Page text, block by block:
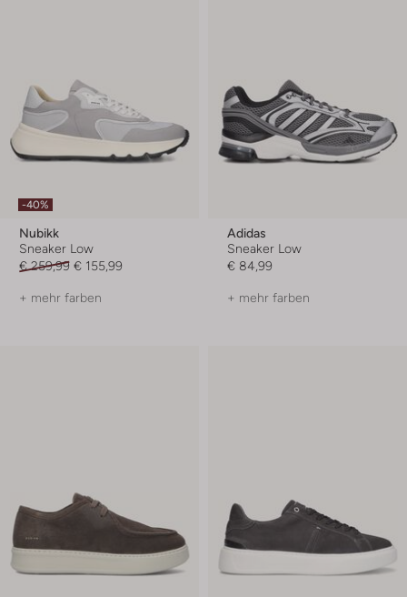
-40%
Nubikk
Sneaker Low
€ 259,99 € 155,99
+ mehr farben
Adidas
Sneaker Low
€ 84,99
+ mehr farben